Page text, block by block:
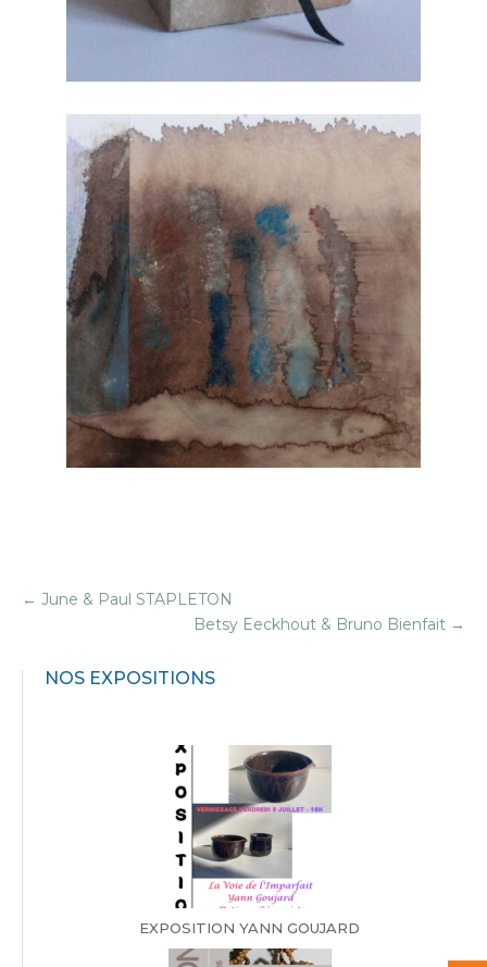
← June & Paul STAPLETON
Betsy Eeckhout & Bruno Bienfait →
NOS EXPOSITIONS
EXPOSITION YANN GOUJARD